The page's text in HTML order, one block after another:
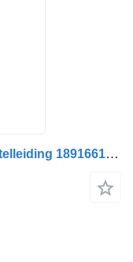
DAF Hydraulic System Cabine kantelleiding 1891661 paredzēts kravas automašīnas